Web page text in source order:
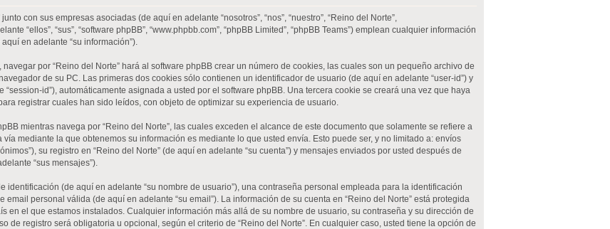
con sus empresas asociadas (de aquí en adelante “nosotros”, “nos”, “nuestro”, “Reino del Norte”,
“ellos”, “sus”, “software phpBB”, “www.phpbb.com”, “phpBB Limited”, “phpBB Teams”) emplean cualquier información
en adelante “su información”).
por “Reino del Norte” hará al software phpBB crear un número de cookies, las cuales son un pequeño archivo de
de su PC. Las primeras dos cookies sólo contienen un identificador de usuario (de aquí en adelante “user-id”) y
id”), automáticamente asignada a usted por el software phpBB. Una tercera cookie se creará una vez que haya
registrar cuales han sido leídos, con objeto de optimizar su experiencia de usuario.
mientras navega por “Reino del Norte”, las cuales exceden el alcance de este documento que solamente se refiere a
mediante la que obtenemos su información es mediante lo que usted envía. Esto puede ser, y no limitado a: envíos
su registro en “Reino del Norte” (de aquí en adelante “su cuenta”) y mensajes enviados por usted después de
“sus mensajes”).
identificación (de aquí en adelante “su nombre de usuario”), una contraseña personal empleada para la identificación
email personal válida (de aquí en adelante “su email”). La información de su cuenta en “Reino del Norte” está protegida
en el que estamos instalados. Cualquier información más allá de su nombre de usuario, su contraseña y su dirección de
de registro será obligatoria u opcional, según el criterio de “Reino del Norte”. En cualquier caso, usted tiene la opción de